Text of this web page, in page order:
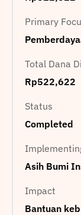
Primary
Total Dana
Rp522,622
Status
Completed
Asih Bumi
Impact
Bantuan